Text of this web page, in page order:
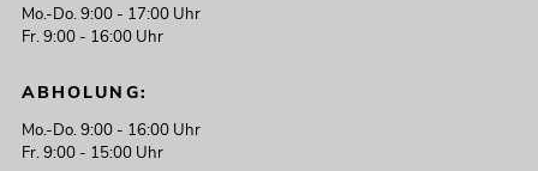
Mo.-Do. 9:00 - 17:00 Uhr
Fr. 9:00 - 16:00 Uhr
ABHOLUNG:
Mo.-Do. 9:00 - 16:00 Uhr
Fr. 9:00 - 15:00 Uhr